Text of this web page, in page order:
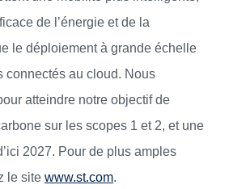
de l’énergie et de la
le déploiement à grande échelle
connectés au cloud. Nous
atteindre notre objectif de
sur les scopes 1 et 2, et une
2027. Pour de plus amples
le site www.st.com.